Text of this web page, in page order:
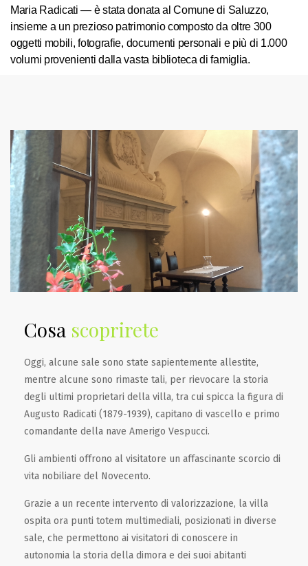
Maria Radicati — è stata donata al Comune di Saluzzo,
insieme a un prezioso patrimonio composto da oltre 300
oggetti mobili, fotografie, documenti personali e più di 1.000
volumi provenienti dalla vasta biblioteca di famiglia.
Cosa scoprirete
Oggi, alcune sale sono state sapientemente allestite,
mentre alcune sono rimaste tali, per rievocare la storia
degli ultimi proprietari della villa, tra cui spicca la figura di
Augusto Radicati (1879-1939), capitano di vascello e primo
comandante della nave Amerigo Vespucci.
Gli ambienti offrono al visitatore un affascinante scorcio di
vita nobiliare del Novecento.
Grazie a un recente intervento di valorizzazione, la villa
ospita ora punti totem multimediali, posizionati in diverse
sale, che permettono ai visitatori di conoscere in
autonomia la storia della dimora e dei suoi abitanti